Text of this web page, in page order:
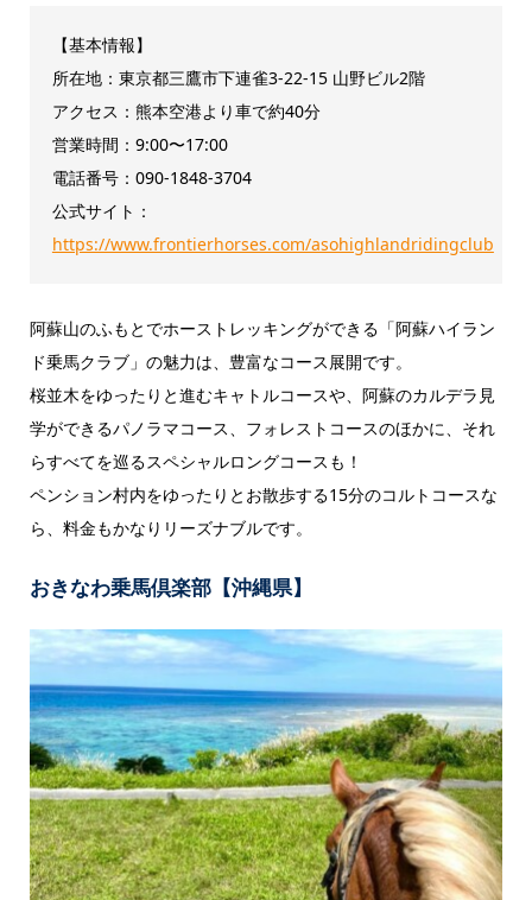
【基本情報】
所在地：東京都三鷹市下連雀3-22-15 山野ビル2階
アクセス：熊本空港より車で約40分
営業時間：9:00〜17:00
電話番号：090-1848-3704
公式サイト：
https://www.frontierhorses.com/asohighlandridingclub
阿蘇山のふもとでホーストレッキングができる「阿蘇ハイラン
ド乗馬クラブ」の魅力は、豊富なコース展開です。
​桜並木をゆったりと進むキャトルコースや、阿蘇のカルデラ見
学ができるパノラマコース、フォレストコースのほかに、それ
らすべてを巡るスペシャルロングコースも！
ペンション村内をゆったりとお散歩する15分のコルトコースな
ら、料金もかなりリーズナブルです。
おきなわ乗馬倶楽部【沖縄県】